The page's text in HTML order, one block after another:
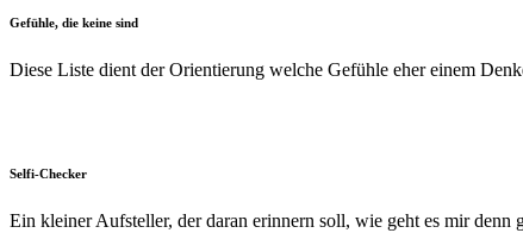
Gefühle, die keine sind
Diese Liste dient der Orientierung welche Gefühle eher einem
Selfi-Checker
Ein kleiner Aufsteller, der daran erinnern soll, wie geht es mir